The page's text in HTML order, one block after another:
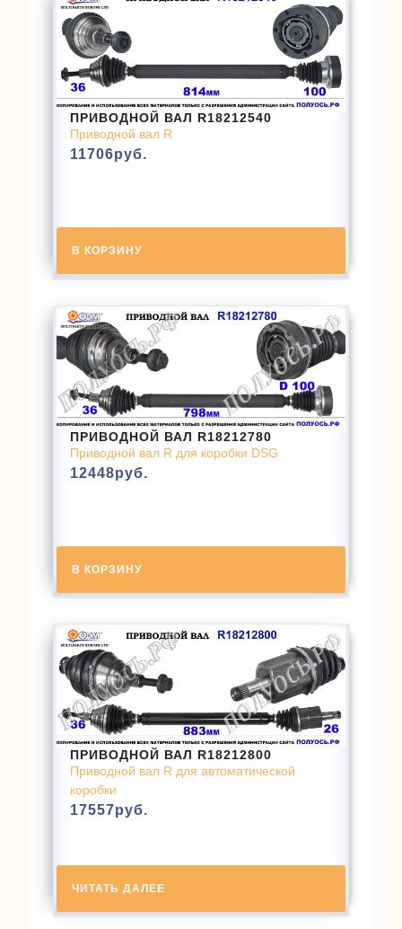
ПРИВОДНОЙ ВАЛ R18212540
Приводной вал R
11706руб.
В КОРЗИНУ
ПРИВОДНОЙ ВАЛ R18212780
Приводной вал R для коробки DSG
12448руб.
В КОРЗИНУ
ПРИВОДНОЙ ВАЛ R18212800
Приводной вал R для автоматической
коробки
17557руб.
ЧИТАТЬ ДАЛЕЕ